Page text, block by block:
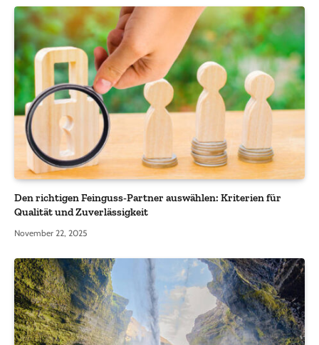
Den richtigen Feinguss-Partner auswählen: Kriterien für
Qualität und Zuverlässigkeit
November 22, 2025